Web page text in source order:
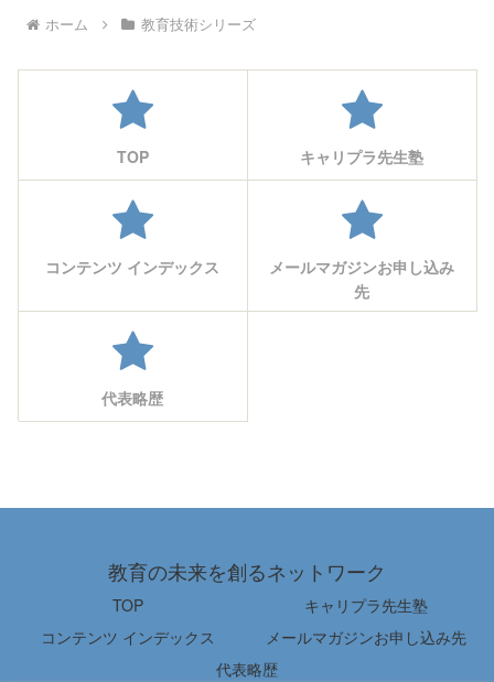
ホーム 教育技術シリーズ
TOP キャリプラ先生塾
コンテンツ インデックス
メールマガジンお申し込み
先
代表略歴
教育の未来を創るネットワーク
TOP
キャリプラ先生塾
コンテンツ インデックス
メールマガジンお申し込み先
代表略歴